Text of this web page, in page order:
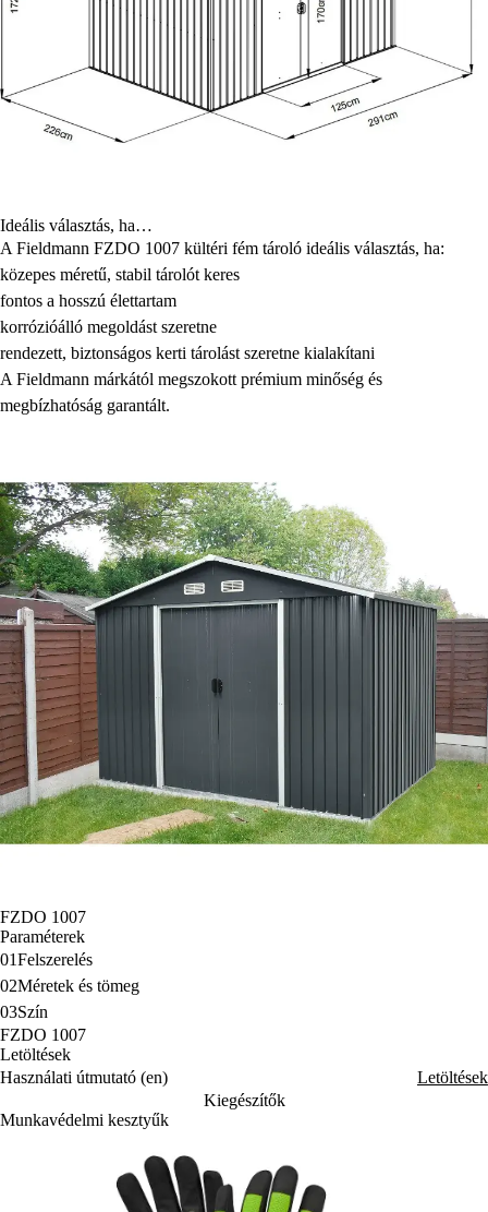
Ideális választás, ha…
A Fieldmann FZDO 1007 kültéri fém tároló ideális választás, ha:
közepes méretű, stabil tárolót keres
fontos a hosszú élettartam
korrózióálló megoldást szeretne
rendezett, biztonságos kerti tárolást szeretne kialakítani
A Fieldmann márkától megszokott prémium minőség és
megbízhatóság garantált.
FZDO 1007
Paraméterek
01Felszerelés
02Méretek és tömeg
03Szín
FZDO 1007
Letöltések
Használati útmutató (en)
Letöltések
Kiegészítők
Munkavédelmi kesztyűk